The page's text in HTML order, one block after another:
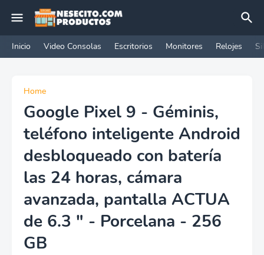
Inicio Video Consolas Escritorios Monitores Relojes
Home
Google Pixel 9 - Géminis,
teléfono inteligente Android
desbloqueado con batería
las 24 horas, cámara
avanzada, pantalla ACTUA
de 6.3 " - Porcelana - 256
GB